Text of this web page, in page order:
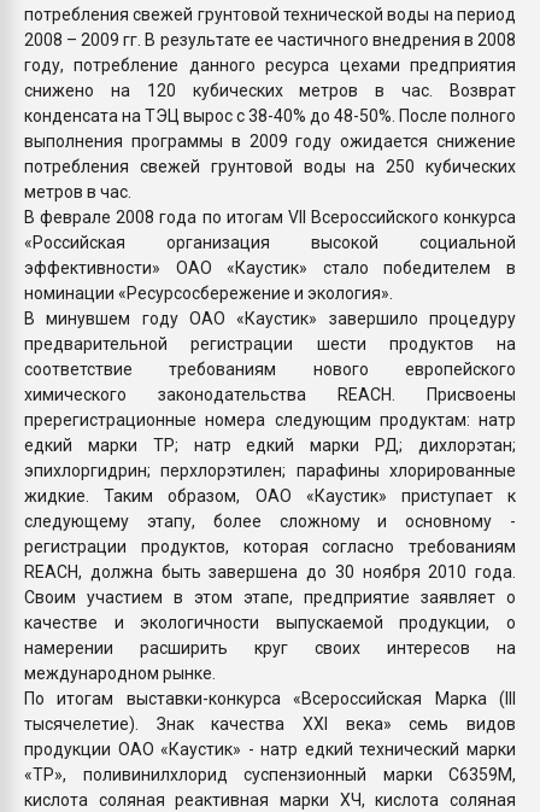
потребления свежей грунтовой технической воды на период
2008 – 2009 гг. В результате ее частичного внедрения в 2008
году, потребление данного ресурса цехами предприятия
снижено на 120 кубических метров в час. Возврат
конденсата на ТЭЦ вырос с 38-40% до 48-50%. После полного
выполнения программы в 2009 году ожидается снижение
потребления свежей грунтовой воды на 250 кубических
метров в час.
В феврале 2008 года по итогам VII Всероссийского конкурса
«Российская организация высокой социальной
эффективности» ОАО «Каустик» стало победителем в
номинации «Ресурсосбережение и экология».
В минувшем году ОАО «Каустик» завершило процедуру
предварительной регистрации шести продуктов на
соответствие требованиям нового европейского
химического законодательства REACH. Присвоены
пререгистрационные номера следующим продуктам: натр
едкий марки ТР; натр едкий марки РД; дихлорэтан;
эпихлоргидрин; перхлорэтилен; парафины хлорированные
жидкие. Таким образом, ОАО «Каустик» приступает к
следующему этапу, более сложному и основному -
регистрации продуктов, которая согласно требованиям
REACH, должна быть завершена до 30 ноября 2010 года.
Своим участием в этом этапе, предприятие заявляет о
качестве и экологичности выпускаемой продукции, о
намерении расширить круг своих интересов на
международном рынке.
По итогам выставки-конкурса «Всероссийская Марка (III
тысячелетие). Знак качества XXI века» семь видов
продукции ОАО «Каустик» - натр едкий технический марки
«ТР», поливинилхлорид суспензионный марки С6359М,
кислота соляная реактивная марки ХЧ, кислота соляная